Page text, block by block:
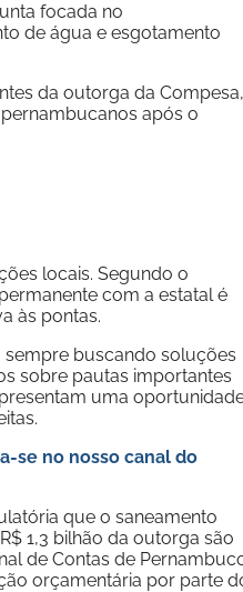
focada no
de água e esgotamento
da outorga da Compesa,
após o
locais. Segundo o
com a estatal é
às pontas.
sempre buscando soluções
sobre pautas importantes
uma
se no nosso canal do
que o saneamento
1,3 bilhão da outorga são
de Contas de
orçamentária por parte